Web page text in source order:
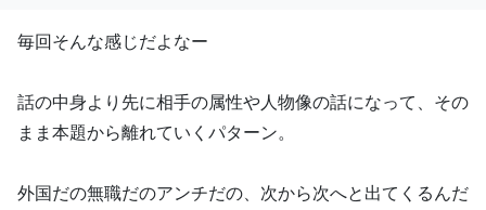
毎回そんな感じだよなー
話の中身より先に相手の属性や人物像の話になって、その
まま本題から離れていくパターン。
外国だの無職だのアンチだの、次から次へと出てくるんだ